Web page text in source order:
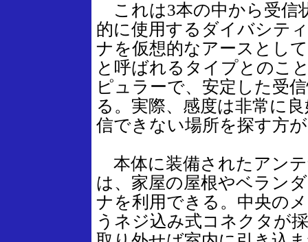
これは3本の中から受信
的に使用するダイバシテ
ナを仮想的なアースとし
と呼ばれるタイプとのこ
ピュラーで、安定した受
る。実際、感度は非常に
信できない場所を探す方
本体に装備されたアン
は、家屋の屋根やベラン
ナを利用できる。中央の
うネジ込み式コネクタが